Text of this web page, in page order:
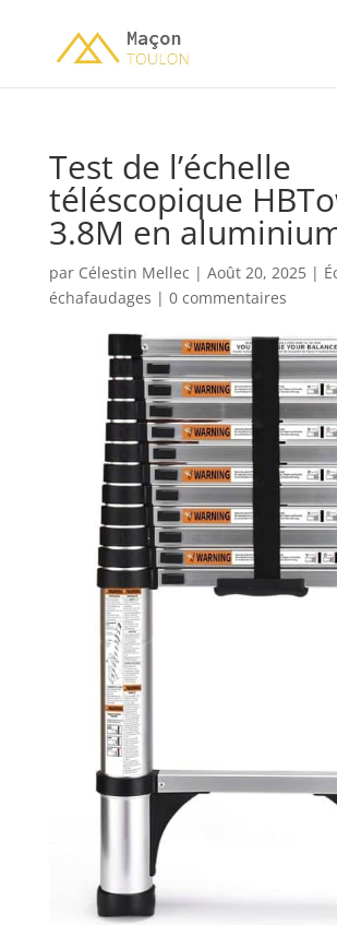
Test de l’échelle
téléscopique
3.8M en
par Célestin Mellec | Août 20, 2025|
échafaudages | 0 commentaires